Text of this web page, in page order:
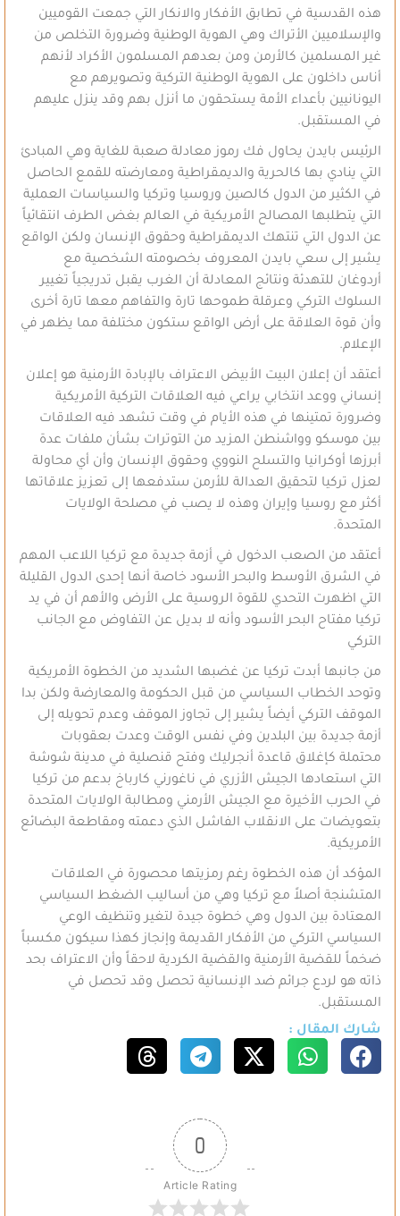
هذه القدسية في تطابق الأفكار والانكار التي جمعت القوميين
والإسلاميين الأتراك وهي الهوية الوطنية وضرورة التخلص من
غير المسلمين كالأرمن ومن بعدهم المسلمون الأكراد لأنهم
أناس داخلون على الهوية الوطنية التركية وتصويرهم مع
اليونانيين بأعداء الأمة يستحقون ما أنزل بهم وقد ينزل عليهم
في المستقبل.
الرئيس بايدن يحاول فك رموز معادلة صعبة للغاية وهي المبادئ
التي ينادي بها كالحرية والديمقراطية ومعارضته للقمع الحاصل
في الكثير من الدول كالصين وروسيا وتركيا والسياسات العملية
التي يتطلبها المصالح الأمريكية في العالم بغض الطرف انتقائياً
عن الدول التي تنتهك الديمقراطية وحقوق الإنسان ولكن الواقع
يشير إلى سعي بايدن المعروف بخصومته الشخصية مع
أردوغان للتهدئة ونتائج المعادلة أن الغرب يقبل تدريجياً تغيير
السلوك التركي وعرقلة طموحها تارة والتفاهم معها تارة أخرى
وأن قوة العلاقة على أرض الواقع ستكون مختلفة مما يظهر في
الإعلام.
أعتقد أن إعلان البيت الأبيض الاعتراف بالإبادة الأرمنية هو إعلان
إنساني ووعد انتخابي يراعي فيه العلاقات التركية الأمريكية
وضرورة تمتينها في هذه الأيام في وقت تشهد فيه العلاقات
بين موسكو وواشنطن المزيد من التوترات بشأن ملفات عدة
أبرزها أوكرانيا والتسلح النووي وحقوق الإنسان وأن أي محاولة
لعزل تركيا لتحقيق العدالة للأرمن ستدفعها إلى تعزيز علاقاتها
أكثر مع روسيا وإيران وهذه لا يصب في مصلحة الولايات
المتحدة.
أعتقد من الصعب الدخول في أزمة جديدة مع تركيا اللاعب المهم
في الشرق الأوسط والبحر الأسود خاصة أنها إحدى الدول القليلة
التي اظهرت التحدي للقوة الروسية على الأرض والأهم أن في يد
تركيا مفتاح البحر الأسود وأنه لا بديل عن التفاوض مع الجانب
التركي
من جانبها أبدت تركيا عن غضبها الشديد من الخطوة الأمريكية
وتوحد الخطاب السياسي من قبل الحكومة والمعارضة ولكن بدا
الموقف التركي أيضاً يشير إلى تجاوز الموقف وعدم تحويله إلى
أزمة جديدة بين البلدين وفي نفس الوقت وعدت بعقوبات
محتملة كإغلاق قاعدة أنجرليك وفتح قنصلية في مدينة شوشة
التي استعادها الجيش الأزري في ناغورني كارباخ بدعم من تركيا
في الحرب الأخيرة مع الجيش الأرمني ومطالبة الولايات المتحدة
بتعويضات على الانقلاب الفاشل الذي دعمته ومقاطعة البضائع
الأمريكية.
المؤكد أن هذه الخطوة رغم رمزيتها محصورة في العلاقات
المتشنجة أصلاً مع تركيا وهي من أساليب الضغط السياسي
المعتادة بين الدول وهي خطوة جيدة لتغير وتنظيف الوعي
السياسي التركي من الأفكار القديمة وإنجاز كهذا سيكون مكسباً
ضخماً للقضية الأرمنية والقضية الكردية لاحقاً وأن الاعتراف بحد
ذاته هو لردع جرائم ضد الإنسانية تحصل وقد تحصل في
المستقبل.
شارك المقال :
0
Article Rating